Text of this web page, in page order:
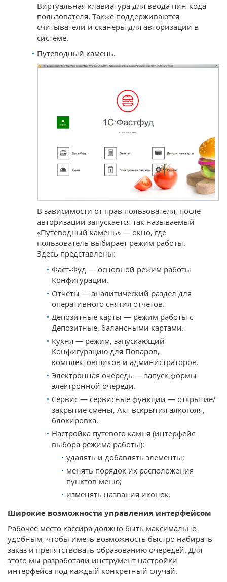
Виртуальная клавиатура для ввода пин-кода
пользователя. Также поддерживаются
считыватели и сканеры для авторизации в
системе.
Путеводный камень.
В зависимости от прав пользователя, после
авторизации запускается так называемый
«Путеводный камень» — окно, где
пользователь выбирает режим работы.
Здесь представлены:
Фаст-Фуд — основной режим работы
Конфигурации.
Отчеты — аналитический раздел для
оперативного снятия отчетов.
Депозитные карты — режим работы с
Депозитные, балансными картами.
Кухня — режим, запускающий
Конфигурацию для Поваров,
комплектовщиков и администраторов.
Электронная очередь — запуск формы
электронной очереди.
Сервис — сервисные функции — открытие/
закрытие смены, Акт вскрытия алкоголя,
блокировка.
Настройка путевого камня (интерфейс
выбора режима работы):
удалять и добавлять элементы;
менять порядок их расположения
пунктов меню;
изменять названия иконок.
Широкие возможности управления интерфейсом
Рабочее место кассира должно быть максимально
удобным, чтобы иметь возможность быстро набирать
заказ и препятствовать образованию очередей. Для
этого мы разработали инструмент настройки
интерфейса под каждый конкретный случай.